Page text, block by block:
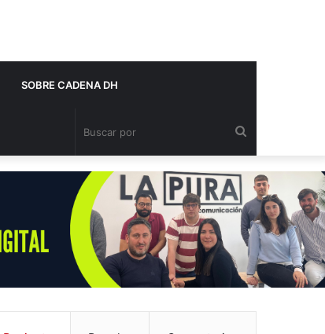
SOBRE CADENA DH
por